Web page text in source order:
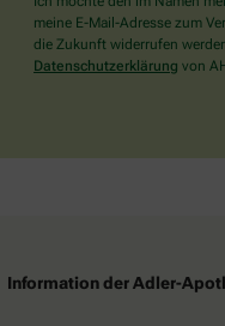
meine E-Mail-Adresse zum
die Zukunft widerrufen
Datenschutzerklärung von
Information der Adler-